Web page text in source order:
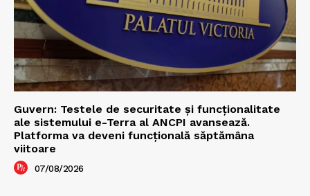
Guvern: Testele de securitate și funcționalitate
ale sistemului e-Terra al ANCPI avansează.
Platforma va deveni funcțională săptămâna
viitoare
07/08/2026